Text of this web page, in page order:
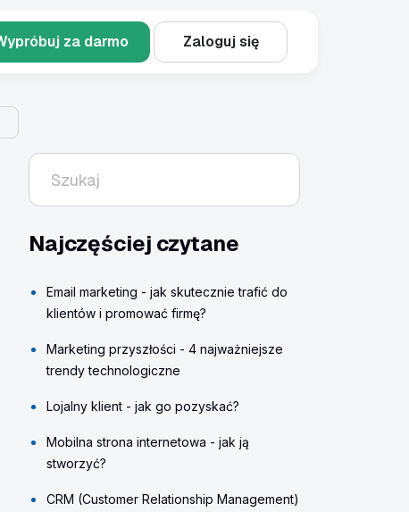
za darmo Zaloguj się
Najczęściej czytane
Email marketing - jak skutecznie trafić do
klientów i promować firmę?
Marketing przyszłości - 4 najważniejsze
trendy technologiczne
Lojalny klient - jak go pozyskać?
Mobilna strona internetowa - jak ją
stworzyć?
CRM (Customer Relationship Management)